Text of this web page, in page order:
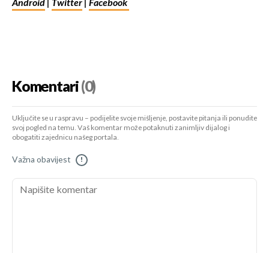
Android Twitter Facebook
Komentari(0)
Uključite se u raspravu – podijelite svoje mišljenje, postavite pitanja ili ponudite
svoj pogled na temu. Vaš komentar može potaknuti zanimljiv dijalog i
obogatiti zajednicu našeg portala.
Važna obavijest !